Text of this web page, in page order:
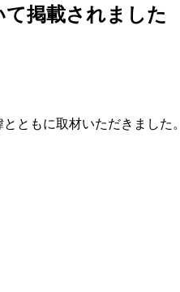
て掲載されました
ともに取材いただきました。